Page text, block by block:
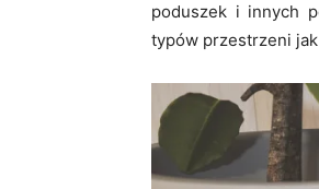
poduszek i innych
typów przestrzeni